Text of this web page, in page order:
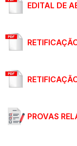
EDITAL DE
PROVAS